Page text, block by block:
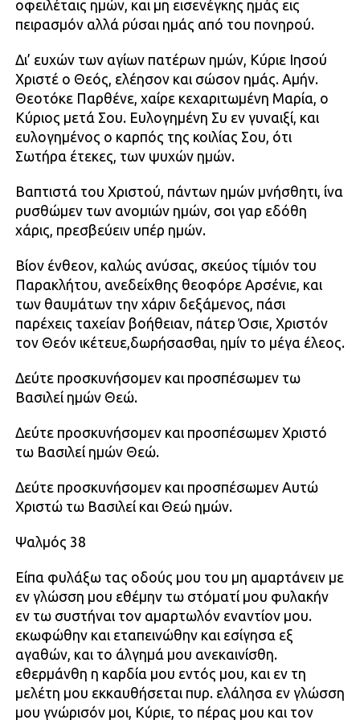
οφειλέταις ημών, και μη εισενέγκης ημάς εις
πειρασμόν αλλά ρύσαι ημάς από του πονηρού.
Δι’ ευχών των αγίων πατέρων ημών, Κύριε Ιησού
Χριστέ ο Θεός, ελέησον και σώσον ημάς. Αμήν.
Θεοτόκε Παρθένε, χαίρε κεχαριτωμένη Μαρία, ο
Κύριος μετά Σου. Ευλογημένη Συ εν γυναιξί, και
ευλογημένος ο καρπός της κοιλίας Σου, ότι
Σωτήρα έτεκες, των ψυχών ημών.
Βαπτιστά του Χριστού, πάντων ημών μνήσθητι, ίνα
ρυσθώμεν των ανομιών ημών, σοι γαρ εδόθη
χάρις, πρεσβεύειν υπέρ ημών.
Βίον ένθεον, καλώς ανύσας, σκεύος τίμιόν του
Παρακλήτου, ανεδείχθης θεοφόρε Αρσένιε, και
των θαυμάτων την χάριν δεξάμενος, πάσι
παρέχεις ταχείαν βοήθειαν, πάτερ Όσιε, Χριστόν
τον Θεόν ικέτευε,δωρήσασθαι, ημίν το μέγα έλεος.
Δεύτε προσκυνήσομεν και προσπέσωμεν τω
Βασιλεί ημών Θεώ.
Δεύτε προσκυνήσομεν και προσπέσωμεν Χριστό
τω Βασιλεί ημών Θεώ.
Δεύτε προσκυνήσομεν και προσπέσωμεν Αυτώ
Χριστώ τω Βασιλεί και Θεώ ημών.
Ψαλμός 38
Είπα φυλάξω τας οδούς μου του μη αμαρτάνειν με
εν γλώσση μου εθέμην τω στόματί μου φυλακήν
εν τω συστήναι τον αμαρτωλόν εναντίον μου.
εκωφώθην και εταπεινώθην και εσίγησα εξ
αγαθών, και το άλγημά μου ανεκαινίσθη.
εθερμάνθη η καρδία μου εντός μου, και εν τη
μελέτη μου εκκαυθήσεται πυρ. ελάλησα εν γλώσση
μου γνώρισόν μοι, Κύριε, το πέρας μου και τον